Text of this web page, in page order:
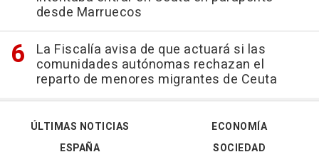
desde Marruecos
La Fiscalía avisa de que actuará si las
comunidades autónomas rechazan el
reparto de menores migrantes de Ceuta
ÚLTIMAS NOTICIAS
ESPAÑA
ECONOMÍA
SOCIEDAD